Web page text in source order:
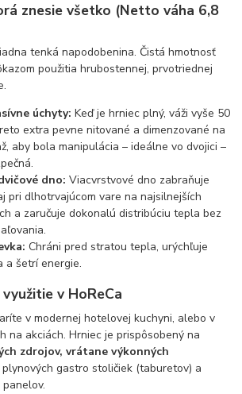
znesie všetko (Netto váha 6,8
tenká napodobenina. Čistá hmotnosť
použitia hrubostennej, prvotriednej
úchyty: Keď je hrniec plný, váži vyše 50
extra pevne nitované a dimenzované na
aby bola manipulácia – ideálne vo dvojici –
dno: Viacvrstvové dno zabraňuje
pri dlhotrvajúcom vare na najsilnejších
a zaručuje dokonalú distribúciu tepla bez
Chráni pred stratou tepla, urýchľuje
a šetrí energie.
v HoReCa
v modernej hotelovej kuchyni, alebo v
na akciách. Hrniec je prispôsobený na
zdrojov, vrátane výkonných
plynových gastro stoličiek (taburetov) a